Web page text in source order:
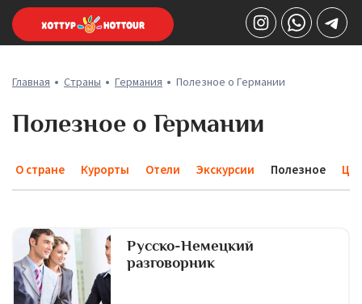
Главная Страны Германия Полезное о Германии
Полезное о Германии
О стране Курорты Отели Экскурсии Полезное
Русско-Немецкий
разговорник